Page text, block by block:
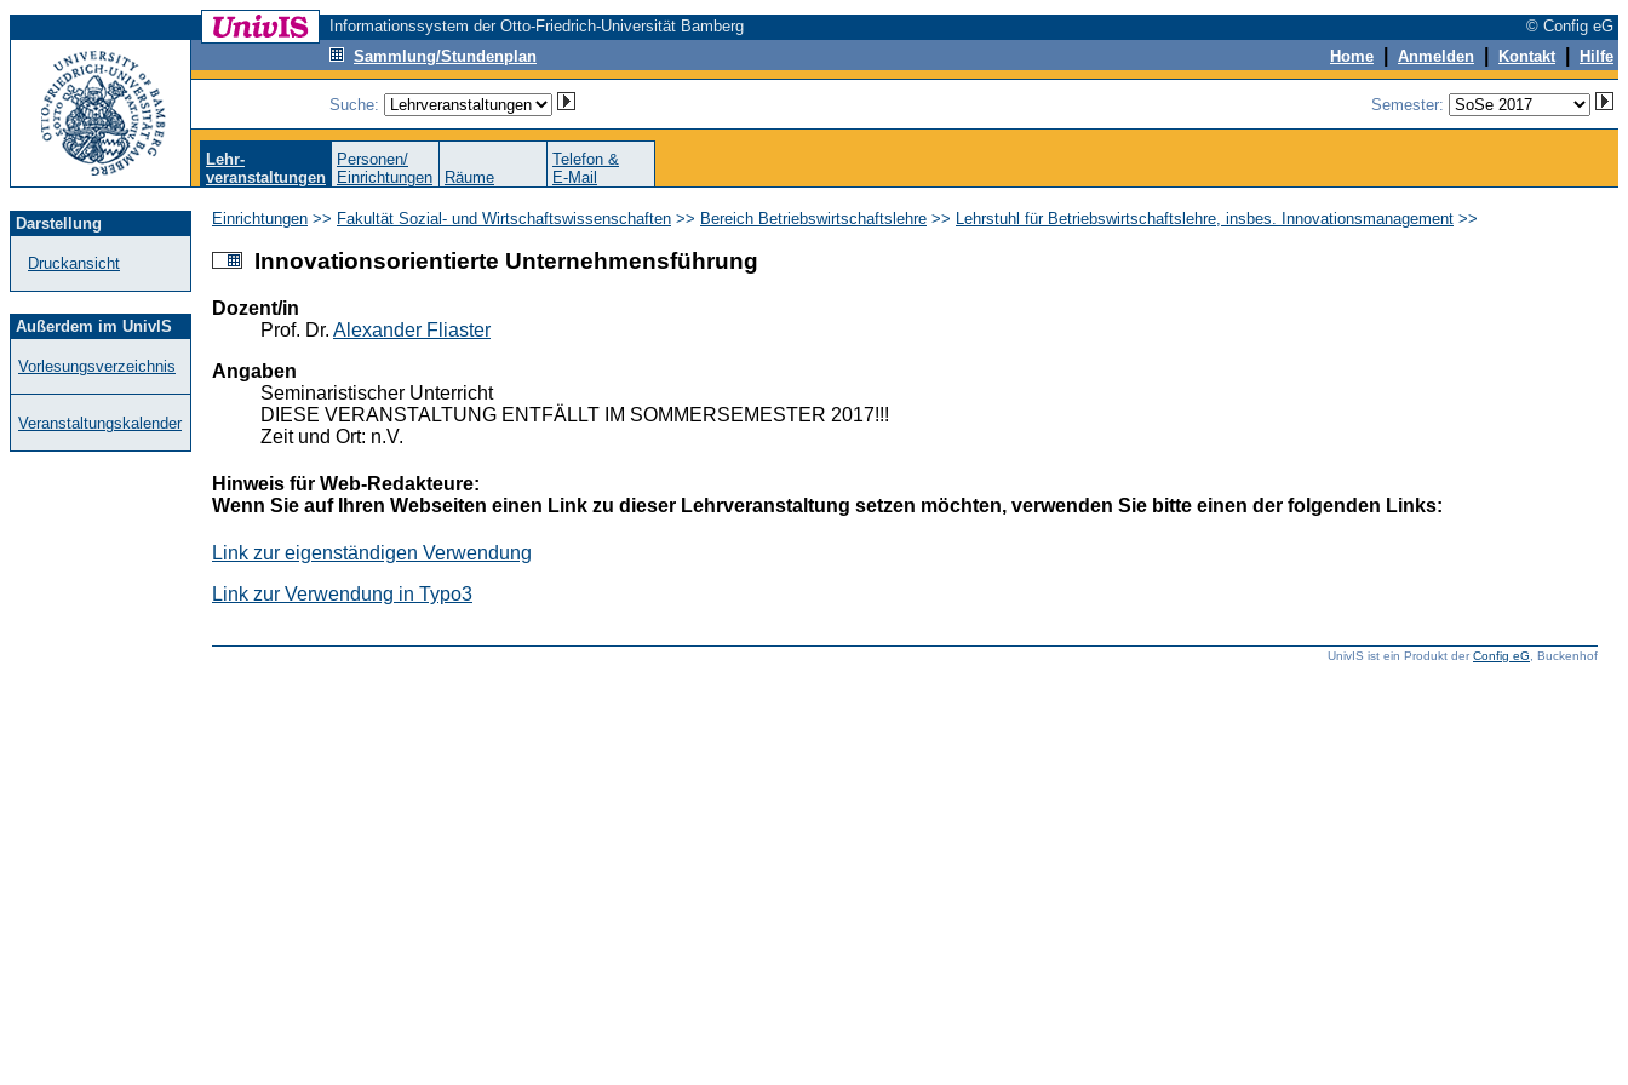
Informationssystem der Otto-Friedrich-Universität Bamberg
© Config eG
Sammlung/Stundenplan
Home Anmelden Kontakt Hilfe
Suche: Semester:
Lehr-
veranstaltungen
Personen/
Einrichtungen
Räume
Telefon &
E-Mail
Darstellung
Druckansicht
Außerdem im UnivIS
Vorlesungsverzeichnis
Veranstaltungskalender
Einrichtungen >> Fakultät Sozial- und Wirtschaftswissenschaften >> Bereich Betriebswirtschaftslehre >> Lehrstuhl für Betriebswirtschaftslehre, insbes. Innovationsmanagement >>
Innovationsorientierte Unternehmensführung
Dozent/in
Prof. Dr. Alexander Fliaster
Angaben
Seminaristischer Unterricht
DIESE VERANSTALTUNG ENTFÄLLT IM SOMMERSEMESTER 2017!!!
Zeit und Ort: n.V.
Hinweis für Web-Redakteure:
Wenn Sie auf Ihren Webseiten einen Link zu dieser Lehrveranstaltung setzen möchten, verwenden Sie bitte einen der folgenden Links:
Link zur eigenständigen Verwendung
Link zur Verwendung in Typo3
UnivIS ist ein Produkt derConfig eG , Buckenhof